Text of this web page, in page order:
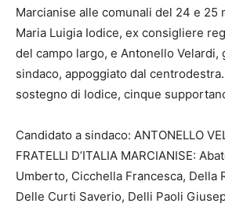
Marcianise alle comunali del 24 e 25
Maria Luigia Iodice, ex consigliere
del campo largo, e Antonello Velardi,
sindaco, appoggiato dal
sostegno di Iodice, cinque
Candidato a sindaco: ANTONELLO
FRATELLI D’ITALIA MARCIANISE:
Umberto, Cicchella Francesca, Della
Delle Curti Saverio, Delli Paoli